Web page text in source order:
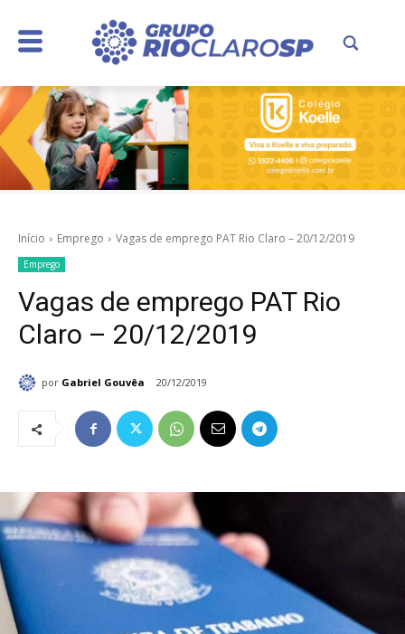
Início Emprego Vagas de emprego PAT Rio Claro – 20/12/2019
Emprego
Vagas de emprego PAT Rio
Claro – 20/12/2019
por Gabriel Gouvêa 20/12/2019